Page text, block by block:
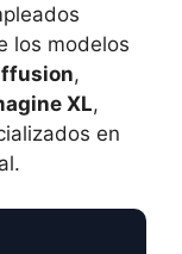
los modelos
,
XL,
en